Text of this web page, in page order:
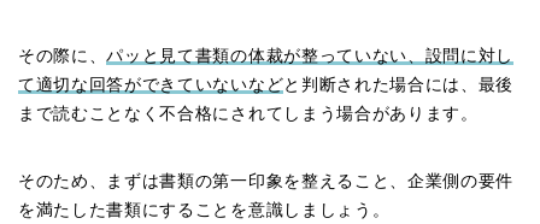
その際に、パッと見て書類の体裁が整っていない、設問に対し
て適切な回答ができていないなどと判断された場合には、最後
まで読むことなく不合格にされてしまう場合があります。
そのため、まずは書類の第一印象を整えること、企業側の要件
を満たした書類にすることを意識しましょう。